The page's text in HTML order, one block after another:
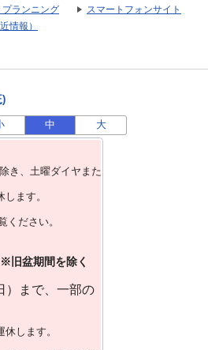
プランニング
スマートフォンサイト
情報）
)
中 大
き、⼟曜ダイヤまた
ます。
ください。
旧盆期間を除く
）まで、一部の
します。